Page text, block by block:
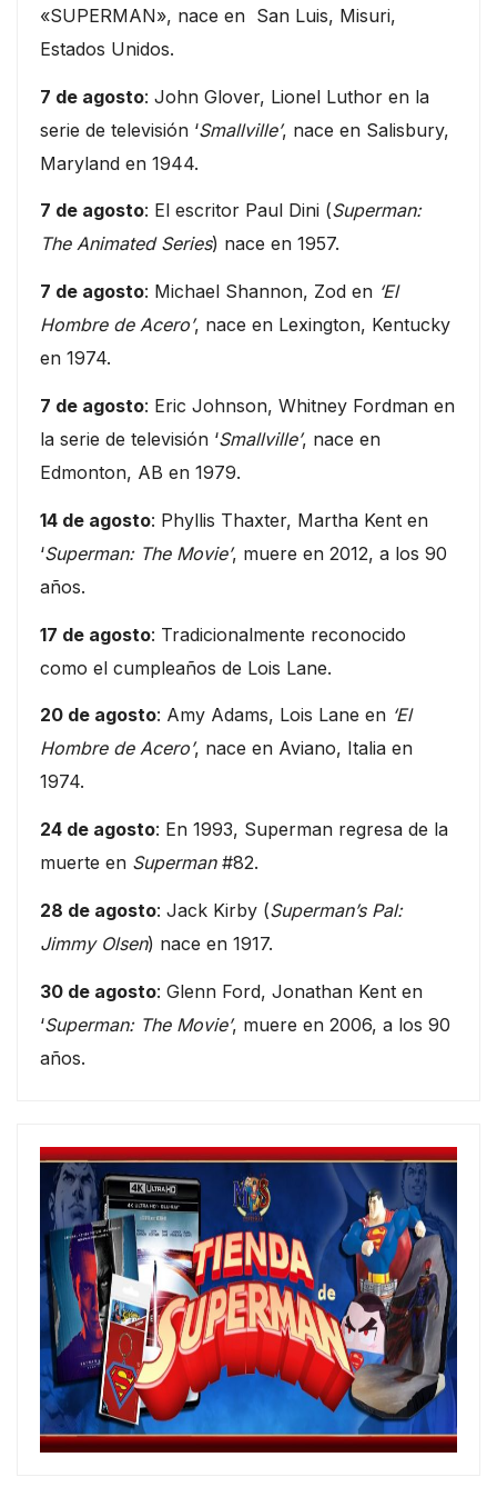
«SUPERMAN», nace en San Luis, Misuri,
Estados Unidos.
7 de agosto: John Glover, Lionel Luthor en la
serie de televisión ‘Smallville’, nace en Salisbury,
Maryland en 1944.
7 de agosto: El escritor Paul Dini (Superman:
The Animated Series) nace en 1957.
7 de agosto: Michael Shannon, Zod en ‘El
Hombre de Acero’, nace en Lexington, Kentucky
en 1974.
7 de agosto: Eric Johnson, Whitney Fordman en
la serie de televisión ‘Smallville’, nace en
Edmonton, AB en 1979.
14 de agosto: Phyllis Thaxter, Martha Kent en
‘Superman: The Movie’, muere en 2012, a los 90
años.
17 de agosto: Tradicionalmente reconocido
como el cumpleaños de Lois Lane.
20 de agosto: Amy Adams, Lois Lane en ‘El
Hombre de Acero’, nace en Aviano, Italia en
1974.
24 de agosto: En 1993, Superman regresa de la
muerte en Superman#82.
28 de agosto: Jack Kirby (Superman’s Pal:
Jimmy Olsen) nace en 1917.
30 de agosto: Glenn Ford, Jonathan Kent en
‘Superman: The Movie’, muere en 2006, a los 90
años.